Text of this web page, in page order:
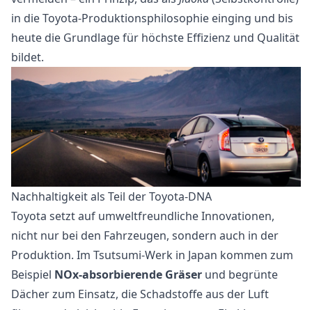
in die Toyota-Produktionsphilosophie einging und bis
heute die Grundlage für höchste Effizienz und Qualität
bildet.
Nachhaltigkeit als Teil der Toyota-DNA
Toyota setzt auf umweltfreundliche Innovationen,
nicht nur bei den Fahrzeugen, sondern auch in der
Produktion. Im Tsutsumi-Werk in Japan kommen zum
Beispiel NOx-absorbierende Gräser und begrünte
Dächer zum Einsatz, die Schadstoffe aus der Luft